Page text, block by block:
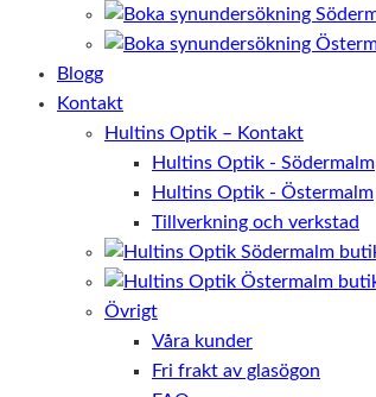
Blogg
Kontakt
Hultins Optik – Kontakt
Hultins Optik - Södermalm
Hultins Optik - Östermalm
Tillverkning och verkstad
Övrigt
Våra kunder
Fri frakt av glasögon